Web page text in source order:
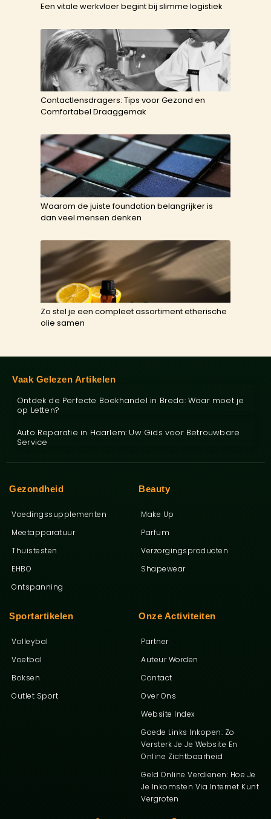
Een vitale werkvloer begint bij slimme logistiek
Contactlensdragers: Tips voor Gezond en
Comfortabel Draaggemak
Waarom de juiste foundation belangrijker is
dan veel mensen denken
Zo stel je een compleet assortiment etherische
olie samen
Onze Activiteiten
Partner
Auteur Worden
Contact
Over Ons
Website Index
Goede Links Inkopen: Zo
Versterk Je Je Website En
Online Zichtbaarheid
Geld Online Verdienen: Hoe Je
Je Inkomsten Via Internet Kunt
Vergroten
Sportartikelen
Volleybal
Voetbal
Boksen
Outlet Sport
Beauty
Make Up
Parfum
Verzorgingsproducten
Shapewear
Gezondheid
Voedingssupplementen
Meetapparatuur
Thuistesten
EHBO
Ontspanning
Vaak Gelezen Artikelen
Ontdek de Perfecte Boekhandel in Breda: Waar moet je
op Letten?
Auto Reparatie in Haarlem: Uw Gids voor Betrouwbare
Service